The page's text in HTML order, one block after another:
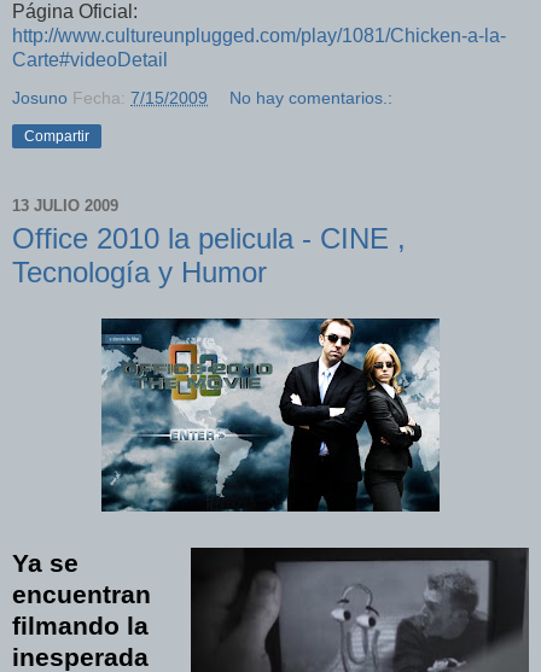
Página Oficial:
http://www.cultureunplugged.com/play/1081/Chicken-a-la-
Carte#videoDetail
Josuno Fecha: 7/15/2009 No hay comentarios.:
Compartir
13 JULIO 2009
Office 2010 la pelicula - CINE ,
Tecnología y Humor
Ya se
encuentran
filmando la
inesperada